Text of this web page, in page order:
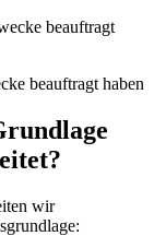
beauftragt
beauftragt haben
wir